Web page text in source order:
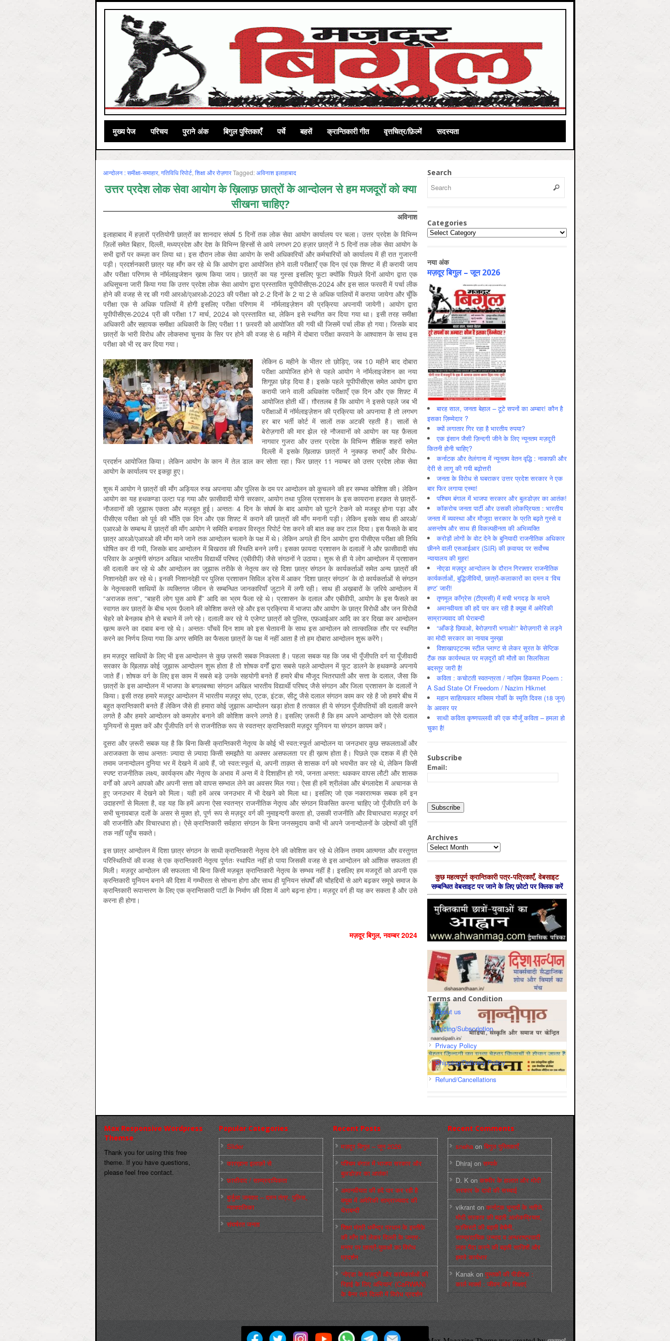
मुख्‍य पेज परिचय पुराने अंक बिगुल पुस्तिकाएँ पर्चे बहसें क्रान्तिकारी गीत वृत्तचित्र/फ़िल्में सदस्यता
आन्‍दोलन : समीक्षा-समाहार, गतिविधि रिपोर्ट, शिक्षा और रोज़गारTagged:अविनाश इलाहाबाद
उत्तर प्रदेश लोक सेवा आयोग के ख़िलाफ़ छात्रों के आन्दोलन से हम मजदूरों को क्या
सीखना चाहिए?
अविनाश
इलाहाबाद में हज़ारों प्रतियोगी छात्रों का शानदार संघर्ष 5 दिनों तक लोक सेवा आयोग कार्यालय पर चला। उत्तर प्रदेश के विभिन्न
ज़िलों समेत बिहार, दिल्ली, मध्यप्रदेश और देश के विभिन्न हिस्सों से आये लगभग 20 हज़ार छात्रों ने 5 दिनों तक लोक सेवा आयोग के
सभी द्वारों पर कब्ज़ा कर लिया था। इस दौरान लोक सेवा आयोग के सभी अधिकारियों और कर्मचारियों को कार्यालय में ही रात गुजारनी
पड़ी। प्रदर्शनकारी छात्र यह माँग कर रहे थे कि आयोग द्वारा आयोजित होने वाली परीक्षाएँ एक दिन एवं एक शिफ्ट में ही करायी जाय
और परीक्षा परिणाम से नॉर्मलाइजेशन ख़त्म किया जाय। छात्रों का यह गुस्सा इसलिए फूटा क्योंकि पिछले दिनों आयोग द्वारा एक
अधिसूचना जारी किया गया कि उत्तर प्रदेश लोक सेवा आयोग द्वारा प्रस्तावित यूपीपीसीएस-2024 और इस साल फरवरी में पर्चा लीक
होने की वजह से रद्द की गयी आरओ/एआरओ-2023 की परीक्षा को 2-2 दिनों के 2 या 2 से अधिक पालियों में कराया जायेगा और चूँकि
परीक्षा एक से अधिक पालियों में होगी इसलिए परीक्षा परिणाम में नॉर्मलाइज़ेशन की प्रक्रिया अपनायी जायेगी। आयोग द्वारा
यूपीपीसीएस-2024 प्री की परीक्षा 17 मार्च, 2024 को प्रस्तावित था, लेकिन इसे स्थगित कर दिया गया था। इसी तरह समीक्षा
अधिकारी और सहायक समीक्षा अधिकारी के लिए परीक्षा 11 फ़रवरी को आयोजित की गयी थी जिसमें पर्चा लीक हो गया। जिसके बाद
छात्रों के भारी विरोध और लोकसभा चुनाव के सिर पर होने की वजह से 6 महीने में दोबारा परीक्षा करवाने के आश्वाशन के साथ इस
परीक्षा को भी रद्द कर दिया गया।
लेकिन 6 महीने के भीतर तो छोड़िए, जब 10 महीने बाद दोबारा
परीक्षा आयोजित होने से पहले आयोग ने नॉर्मलाइजेशन का नया
शिगूफ़ा छोड़ दिया है। इसके पहले यूपीपीसीएस समेत आयोग द्वारा
करायी जाने वाली अधिकांश परीक्षाएँ एक दिन और एक शिफ़्ट में
आयोजित होती थीं। ग़ौरतलब है कि आयोग ने इससे पहले जब भी
परीक्षाओं में नॉर्मलाइज़ेशन की प्रक्रिया को अपनाया है तो लगभग
हर बार भर्ती कोर्ट में सालों तक अटकी रहती है। सालों से
बेरोज़गारी की मार झेल रहे नौजवानों को आयोग का यह फ़ैसला
नागवार गुजरा और उत्तर प्रदेश के विभिन्न शैक्षिक शहरों समेत
दिल्ली में इसके ख़िलाफ़ छात्रों ने नुक्कड़ सभाएँ और विरोध-
प्रदर्शन आयोजित किया। लेकिन आयोग के कान में तेल डाल कर सोता रहा। फिर छात्र 11 नवम्बर को उत्तर प्रदेश लोक सेवा
आयोग के कार्यालय पर इकठ्ठा हुए।
शुरू में आयोग ने छात्रों की माँग अड़ियल रुख अपनाया और पुलिस के दम पर आन्दोलन को कुचलने की हर सम्भव कोशिश की। लेकिन
आयोग का यह हथकण्डा उल्टा पड़ गया और फ़ासीवादी योगी सरकार, आयोग तथा पुलिस प्रशासन के इस कायराना हरक़त से छात्रों-
नौजवानों की जुझारू एकता और मज़बूत हुई। अन्ततः 4 दिन के संघर्ष के बाद आयोग को घुटने टेकने को मजबूर होना पड़ा और
पीसीएस परीक्षा को पूर्व की भाँति एक दिन और एक शिफ़्ट में कराने की छात्रों की माँग मनानी पड़ी। लेकिन इसके साथ ही आरओ/
एआरओ के सम्बन्ध में छात्रों की माँग आयोग ने समिति बनाकर विस्तृत रिपोर्ट पेश करने की बात कह कर टाल दिया। इस फैसले के बाद
छात्र आरओ/एआरओ की माँग माने जाने तक आन्दोलन चलाने के पक्ष में थे। लेकिन अगले ही दिन आयोग द्वारा पीसीएस परीक्षा की तिथि
घोषित कर दी गयी, जिसके बाद आन्दोलन में बिखराव की स्थिति बनने लगी। इसका फ़ायदा प्रशासन के दलालों ने और फ़ासीवादी संघ
परिवार के अनुषंगी संगठन अखिल भारतीय विद्यार्थी परिषद (एबीवीपी) जैसे संगठनों ने उठाया। शुरू से ही ये लोग आन्दोलन में प्रशासन
की दलाली कर रहे थे और आन्दोलन का जुझारू तरीके से नेतृत्व कर रहे दिशा छात्र संगठन के कार्यकर्ताओं समेत अन्य छात्रों की
निशानदेही कर रहे थे। इनकी निशानदेही पर पुलिस प्रशासन सिविल ड्रेस में आकर ‘दिशा छात्र संगठन’ के दो कार्यकर्ताओं से संगठन
के नेतृत्वकारी साथियों के व्यक्तिगत जीवन से सम्बन्धित जानकारियाँ जुटाने में लगी रही। साथ ही अख़बारों के ज़रिये आन्दोलन में
“अराजक तत्व”, “बाहरी लोग घुस आये हैं” आदि का भ्रम फैला रहे थे। प्रशासन के दलाल और एबीवीपी, आयोग के इस फैसले का
स्वागत कर छात्रों के बीच भ्रम फ़ैलाने की कोशिश करते रहे और इस प्रक्रिया में भाजपा और आयोग के छात्र विरोधी और जन विरोधी
चेहरे को बेनक़ाब होने से बचाने में लगे रहे। दलाली कर रहे ये एजेण्ट छात्रों को पुलिस, एफ़आईआर आदि का डर दिखा कर आन्दोलन
ख़त्म करने का दबाव बना रहे थे। अन्ततः पाँचवें दिन शाम को इस चेतावनी के साथ इस आन्दोलन को तात्कालिक तौर पर स्थगित
करने का निर्णय लिया गया कि अगर समिति का फैसला छात्रों के पक्ष में नहीं आता है तो हम दोबारा आन्दोलन शुरू करेंगे।
हम मज़दूर साथियों के लिए भी इस आन्दोलन से कुछ ज़रूरी सबक निकलता है। पहला सबक यह कि जब भी पूँजीपति वर्ग या पूँजीवादी
सरकार के ख़िलाफ़ कोई जुझारू आन्दोलन शुरू होता है तो शोषक वर्गों द्वारा सबसे पहले आन्दोलन में फूट डालने के हथकण्डे अपनाये
जाते हैं। शोषक वर्ग के लिए इस काम में सबसे बड़े उनके सहयोगी बनते हैं हमारे बीच मौजूद भितरघाती और सत्ता के दलाल, जैसा कि
छात्रों के इस आन्दोलन में भाजपा के बगलबच्चा संगठन अखिल भारतीय विद्यार्थी परिषद् जैसे संगठन और जिला प्रशासन के दलालों ने
किया। इसी तरह हमारे मज़दूर आन्दोलन में भारतीय मज़दूर संघ, एटक, इंटक, सीटू जैसे दलाल संगठन काम कर रहे है जो हमारे बीच में
बहुत क्रान्तिकारी बनते हैं लेकिन जैसे ही हमारा कोई जुझारू आन्दोलन खड़ा होता है तत्काल ही ये संगठन पूँजीपतियों की दलाली करने
लगते है और हमारे आन्दोलन को कमज़ोर बनाने की कोशिश करने लगते है। इसलिए ज़रूरी है कि हम अपने आन्दोलन को ऐसे दलाल
यूनियनों से मुक्त करें और पूँजीपति वर्ग से राजनीतिक रूप से स्वतन्त्र क्रान्तिकारी मज़दूर यूनियन या संगठन कायम करें।
दूसरा और ज़रूरी सबक यह है कि बिना किसी क्रान्तिकारी नेतृत्व के कोई भी स्वत:स्फूर्त आन्दोलन या जनउभार कुछ सफलताओं और
अराजकता के साथ अन्ततः ज़्यादा से ज़्यादा किसी समझौते या अक्सर असफलता पर ही ख़त्म होता है। पिछले एक दशक में ही ऐसे
तमाम जनान्दोलन दुनिया भर में देखने में आये हैं, जो स्वत:स्फूर्त थे, अपनी ताक़त से शासक वर्ग को भयभीत कर रहे थे, लेकिन किसी
स्पष्ट राजनीतिक लक्ष्य, कार्यक्रम और नेतृत्व के अभाव में अन्त में वे दिशाहीन हो गये, जनता अन्तत: थककर वापस लौटी और शासक
वर्गों को अपने आपको और अपनी सत्ता को वापस सम्भाल लेने का अवसर मिल गया। ऐसा ही हमें श्रीलंका और बंगलादेश में अचानक से
हुए जनउभार में देखने को मिला। यही हमें अरब जनउभार में भी देखने को मिला था। इसलिए जो एक नकारात्मक सबक हमें इन
उदाहरणों से मिलता है, वह यह कि हमें अपना ऐसा स्वतन्त्र राजनीतिक नेतृत्व और संगठन विकसित करना चाहिए जो पूँजीपति वर्ग के
सभी चुनावबाज़ दलों के असर से मुक्त हो, पूर्ण रूप से मज़दूर वर्ग की नुमाइन्दगी करता हो, उसकी राजनीति और विचारधारा मज़दूर वर्ग
की राजनीति और विचारधारा हो। ऐसे क्रान्तिकारी सर्वहारा संगठन के बिना जनसमुदाय कभी भी अपने जनान्दोलनों के उद्देश्यों की पूर्ति
तक नहीं पहुँच सकते।
इस छात्र आन्दोलन में दिशा छात्र संगठन के साथी क्रान्तिकारी नेतृत्व देने की कोशिश कर रहे थे लेकिन तमाम आत्मगत और वस्तुगत
परिस्थितियों की वजह से एक क्रान्तिकारी नेतृत्व पूर्णतः स्थापित नहीं हो पाया जिसकी वजह से इस आन्दोलन को आंशिक सफलता ही
मिली। मज़दूर आन्दोलन की सफलता भी बिना किसी मज़बूत क्रान्तिकारी नेतृत्व के सम्भव नहीं है। इसलिए हम मजदूरों को अपनी एक
क्रन्तिकारी यूनियन बनाने की दिशा में गम्भीरता से सोचना होगा और साथ ही यूनियन संघर्षों की चौहद्दियों से आगे बढ़कर समूचे समाज के
क्रान्तिकारी रूपान्तरण के लिए एक क्रान्तिकारी पार्टी के निर्माण की दिशा में आगे बढ़ना होगा। मज़दूर वर्ग ही यह कर सकता है और उसे
करना ही होगा।
मज़दूर बिगुल, नवम्‍बर 2024
Search
Categories
Categories
नया अंक
मज़दूर बिगुल – जून 2026
बारह साल, जनता बेहाल – टूटे सपनों का अम्बार! कौन है
इसका ज़िम्मेदार ?
क्यों लगातार गिर रहा है भारतीय रुपया?
एक इंसान जैसी ज़िन्दगी जीने के लिए न्यूनतम मज़दूरी
कितनी होनी चाहिए?
कर्नाटक और तेलंगाना में न्यूनतम वेतन वृद्धि : नाकाफ़ी और
देरी से लागू की गयी बढ़ोत्तरी
जनता के विरोध से घबराकर उत्तर प्रदेश सरकार ने एक
बार फिर लगाया एस्मा!
पश्चिम बंगाल में भाजपा सरकार और बुलडोज़र का आतंक!
कॉकरोच जनता पार्टी और उसकी लोकप्रियता : भारतीय
जनता में व्‍यवस्‍था और मौजूदा सरकार के प्रति बढ़ते गुस्‍से व
असन्‍तोष और साथ ही विकल्‍पहीनता की अभिव्‍यक्ति
करोड़ों लोगों के वोट देने के बुनियादी राजनीतिक अधिकार
छीनने वाली एसआईआर (SIR) की क़वायद पर सर्वोच्च
न्यायालय की मुहर!
नोएडा मज़दूर आन्दोलन के दौरान गिरफ़्तार राजनीतिक
कार्यकर्ताओं, बुद्धिजीवियों, छात्रों-कलाकारों का दमन व ‘विच
हण्ट’ जारी!
तृणमूल काँग्रेस (टीएमसी) में मची भगदड़ के मायने
अमानवीयता की हदें पार कर रही है क्यूबा में अमेरिकी
साम्राज्यवाद की घेराबन्दी
“आँकड़े छिपाओ, बेरोज़गारी भगाओ!” बेरोज़गारी से लड़ने
का मोदी सरकार का नायाब नुस्ख़ा
विशाखापट्टनम स्टील प्लाण्ट से लेकर सूरत के सेप्टिक
टैंक तक कार्यस्थल पर मज़दूरों की मौतों का सिलसिला
बदस्तूर जारी है!
कविता : कचोटती स्वतन्त्रता / नाज़िम हिकमत Poem :
A Sad State Of Freedom / Nazim Hikmet
महान साहित्यकार मक्सिम गोर्की के स्मृति दिवस (18 जून)
के अवसर पर
साथी कविता कृष्णपल्लवी की एक मौजूँ कविता – हमला हो
चुका है!
Subscribe
Email:
Archives
Archives
कुछ महत्‍वपूर्ण क्रान्तिकारी पत्र-पत्रिकाएँ, वेबसाइट
सम्‍बन्धित वेबसाइट पर जाने के लिए फ़ोटो पर क्लिक करें
Terms and Condition
About us
Pricing/Subscription
Privacy Policy
Shipping/Delivery Policy
Refund/Cancellations
Max Responsive Wordpress
Themse
Thank you for using this free
theme. If you have questions,
please feel free contact.
Popular Categories
Slider
कारख़ाना इलाक़ों से
फ़ासीवाद / साम्‍प्रदायिकता
बुर्जुआ जनवाद – दमन तंत्र, पुलिस,
न्‍यायपालिका
संघर्षरत जनता
Recent Posts
मज़दूर बिगुल – जून 2026
पश्चिम बंगाल में भाजपा सरकार और
बुलडोज़र का आतंक!
अमानवीयता की हदें पार कर रही है
क्यूबा में अमेरिकी साम्राज्यवाद की
घेराबन्दी
शिक्षा मंत्री धर्मेन्द्र प्रधान के इस्तीफ़े
की माँग को लेकर दिल्ली के जन्तर-
मन्तर पर छात्रों-युवाओं का विरोध
प्रदर्शन
‘नोएडा के मज़दूरों और कार्यकर्ताओं की
रिहाई के लिए अभियान’ (CaRWAN)
के बैनर तले दिल्ली में विरोध प्रदर्शन
Recent Comments
snehaonबिगुल पुस्तिकाएँ
Dhirajon सम्पर्क
D. Konकश्मीर के हालात और मोदी
सरकार के दावों की सच्चाई
vikrantonकर्नाटक चुनावों के नतीजे,
मोदी सरकार की बढ़ती अलोकप्रियता,
फ़ासिस्टों की बढ़ती बेचैनी,
साम्प्रदायिक उन्माद व अन्धराष्ट्रवादी
लहर पैदा करने की बढ़ती साज़िशें और
हमारे कार्यभार
Kanakonपुस्‍तकों की पीडीएफ :
कार्ल मार्क्‍स : जीवन और शिक्षाएं
मज़दूर बिगुल Powered by
WordPress